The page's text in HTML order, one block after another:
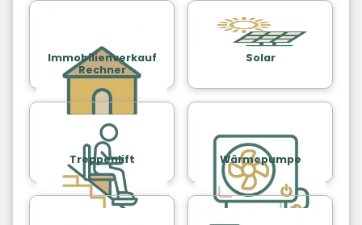
Immobilienverkauf
Rechner
Solar
Treppenlift Wärmepumpe